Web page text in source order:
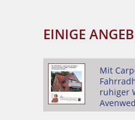
EINIGE
Mit
ruhiger